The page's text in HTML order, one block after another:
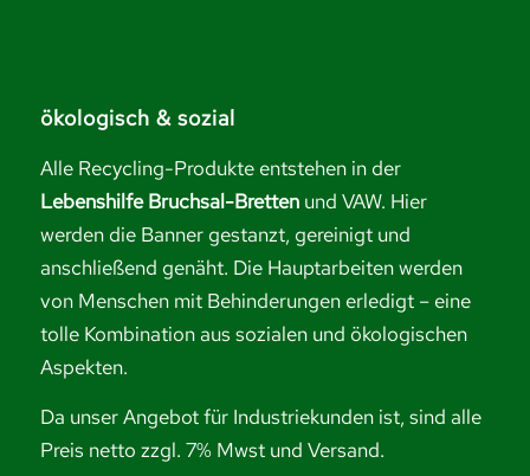
ökologisch & sozial
Alle Recycling-Produkte entstehen in der
Lebenshilfe Bruchsal-Bretten und VAW. Hier
werden die Banner gestanzt, gereinigt und
anschließend genäht. Die Hauptarbeiten werden
von Menschen mit Behinderungen erledigt – eine
tolle Kombination aus sozialen und ökologischen
Aspekten.
Da unser Angebot für Industriekunden ist, sind alle
Preis netto zzgl. 7% Mwst und Versand.